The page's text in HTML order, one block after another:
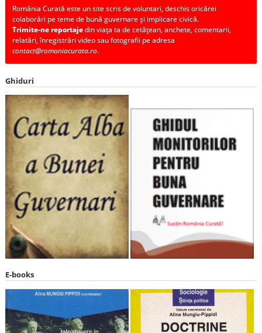
România Curată este un site scris de voluntari, deschis oricărei
colaborări pe teme de bună guvernare și implicare civică.
Trimite-ne reportajedin viața ta de cetățean, anchete, comentarii,
relatări, înregistrări video sau fotografii pe adresa
contact@romaniacurata.ro.
Ghiduri
E-books